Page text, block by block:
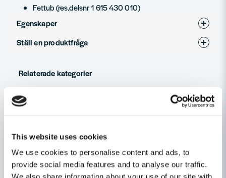
This website uses cookies
We use cookies to personalise content and ads, to
provide social media features and to analyse our traffic.
Fettub (res.delsnr 1 615 430 010)
Egenskaper
Produkttyp
Ställ en produktfråga
Fråga oss något om denna produkten...
email
Mejladress
Relaterade kategorier
Andra produkter i kategorin